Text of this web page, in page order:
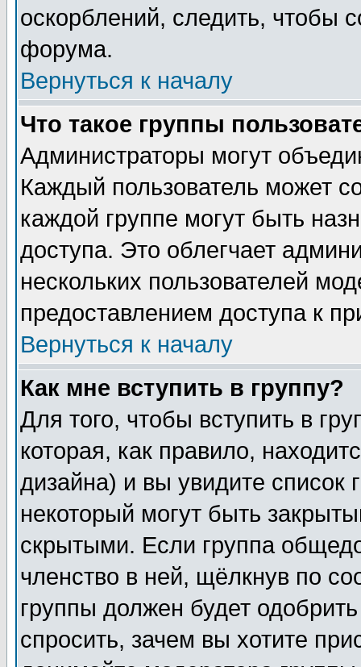
оскорблений, следить, чтобы
форума.
Вернуться к началу
Что такое группы
Администраторы могут
Каждый пользователь может
каждой группе могут быть
доступа. Это облегчает
нескольких пользователей
предоставлением доступа к
Вернуться к началу
Как мне вступить в группу?
Для того, чтобы вступить в
которая, как правило,
дизайна) и вы увидите список
некоторый могут быть
скрытыми. Если группа
членство в ней, щёлкнув по
группы должен будет
спросить, зачем вы хотите